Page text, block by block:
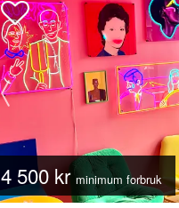
4 500 krminimum forbruk